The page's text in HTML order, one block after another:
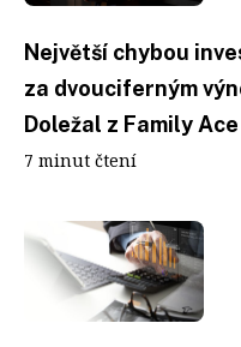
Největší chybou
za dvouciferným
Doležal z Family Ace
7 minut čtení